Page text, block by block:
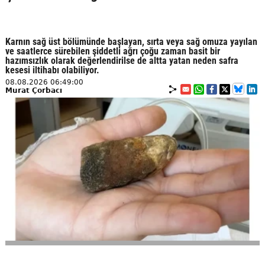
Karnın sağ üst bölümünde başlayan, sırta veya sağ omuza yayılan
ve saatlerce sürebilen şiddetli ağrı çoğu zaman basit bir
hazımsızlık olarak değerlendirilse de altta yatan neden safra
kesesi iltihabı olabiliyor.
08.08.2026 06:49:00
Murat Çorbacı